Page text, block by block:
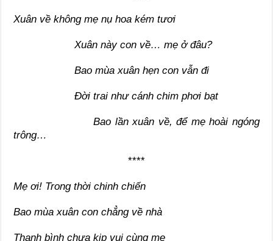
Xuân về không mẹ nụ hoa kém tươi
Xuân này con về… mẹ ở đâu?
Bao mùa xuân hẹn con vẫn đi
Đời trai như cánh chim phơi bạt
Bao lần xuân về, để mẹ hoài ngóng
trông…
****
Mẹ ơi! Trong thời chinh chiến
Bao mùa xuân con chẳng về nhà
Thanh bình chưa kịp vui cùng mẹ